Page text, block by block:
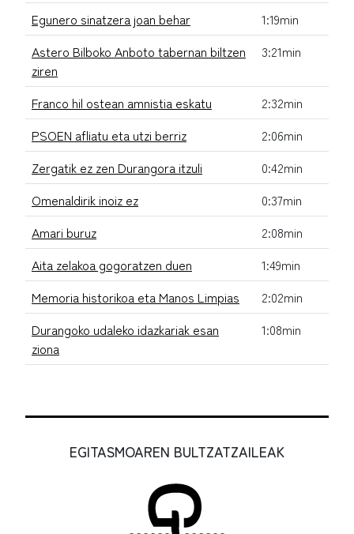
Egunero sinatzera joan behar
1:19min
Astero Bilboko Anboto tabernan biltzen
ziren
3:21min
Franco hil ostean amnistia eskatu
2:32min
PSOEN afliatu eta utzi berriz
2:06min
Zergatik ez zen Durangora itzuli
0:42min
Omenaldirik inoiz ez
0:37min
Amari buruz
2:08min
Aita zelakoa gogoratzen duen
1:49min
Memoria historikoa eta Manos Limpias
2:02min
Durangoko udaleko idazkariak esan
ziona
1:08min
EGITASMOAREN BULTZATZAILEAK